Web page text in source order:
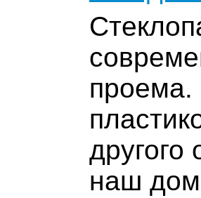
проема.
другого
наш дом